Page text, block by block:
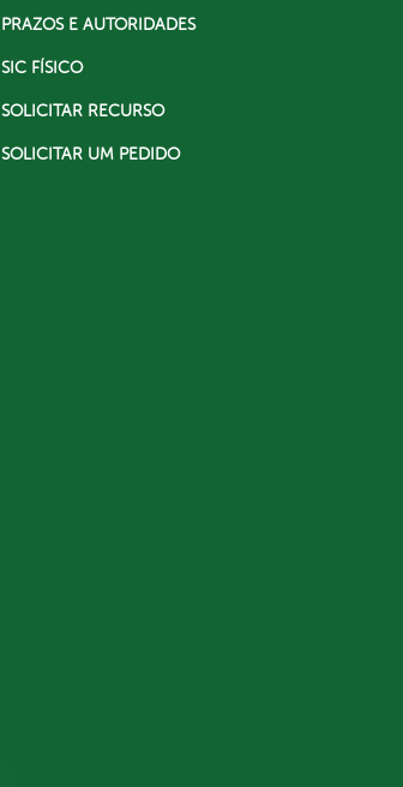
PRAZOS E AUTORIDADES
SIC FÍSICO
SOLICITAR RECURSO
SOLICITAR UM PEDIDO